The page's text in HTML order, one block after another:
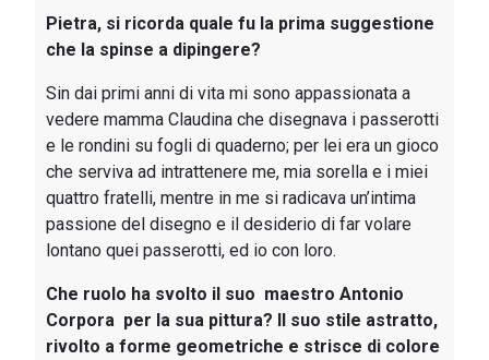
Pietra, si ricorda quale fu la prima suggestione
che la spinse a dipingere?
Sin dai primi anni di vita mi sono appassionata a
vedere mamma Claudina che disegnava i passerotti
e le rondini su fogli di quaderno; per lei era un gioco
che serviva ad intrattenere me, mia sorella e i miei
quattro fratelli, mentre in me si radicava un’intima
passione del disegno e il desiderio di far volare
lontano quei passerotti, ed io con loro.
Che ruolo ha svolto il suo maestro Antonio
Corpora per la sua pittura? Il suo stile astratto,
rivolto a forme geometriche e strisce di colore